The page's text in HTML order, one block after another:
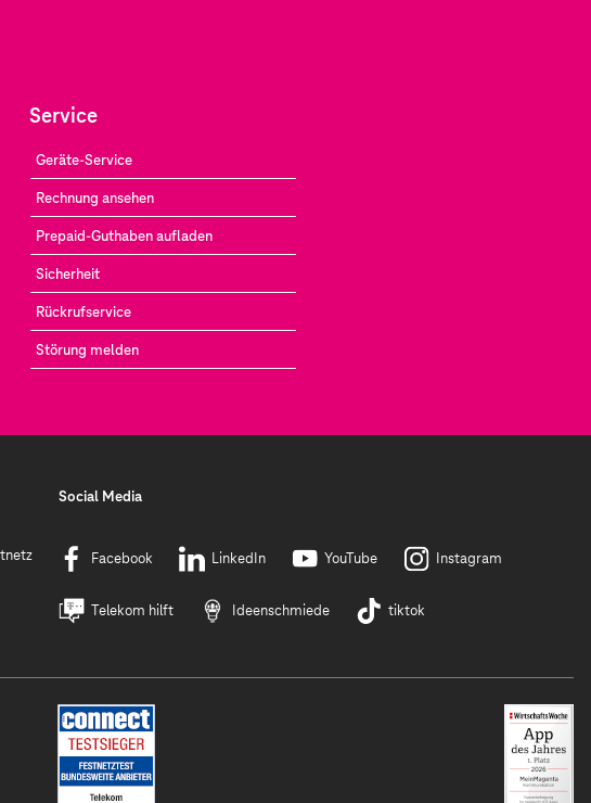
Service
Geräte-Service
Rechnung ansehen
Prepaid-Guthaben aufladen
Sicherheit
Rückrufservice
Störung melden
Social Media
Facebook LinkedIn YouTube Instagram
Telekom hilft Ideenschmiede tiktok